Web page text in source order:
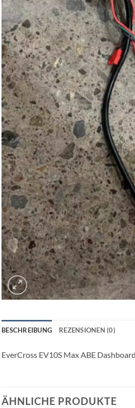
BESCHREIBUNG REZENSIONEN (0)
EverCross EV10S Max ABE
ÄHNLICHE PRODUKTE